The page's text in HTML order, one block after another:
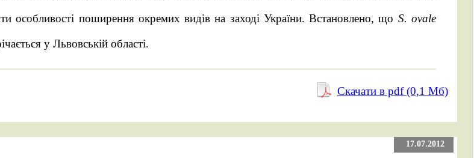
особливості поширення окремих видів на заході України. Встановлено, що S. ovale
у Львовській області.
Скачати в pdf (0,1 Mб)
17.07.2012